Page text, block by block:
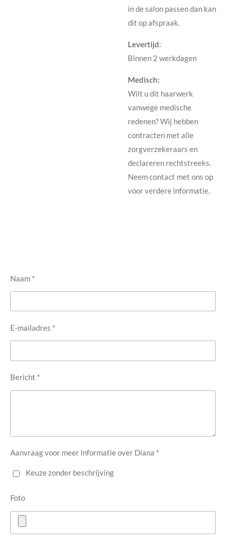
in de salon passen dan kan
dit op afspraak.
Levertijd:
Binnen 2 werkdagen
Medisch:
Wilt u dit haarwerk
vanwege medische
redenen? Wij hebben
contracten met alle
zorgverzekeraars en
declareren rechtstreeks.
Neem contact met ons op
voor verdere informatie.
Naam *
E-mailadres *
Bericht *
Aanvraag voor meer informatie over Diana *
Keuze zonder beschrijving
Foto